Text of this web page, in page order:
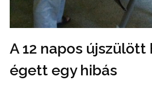
A 12 napos újszülött
égett egy hibás